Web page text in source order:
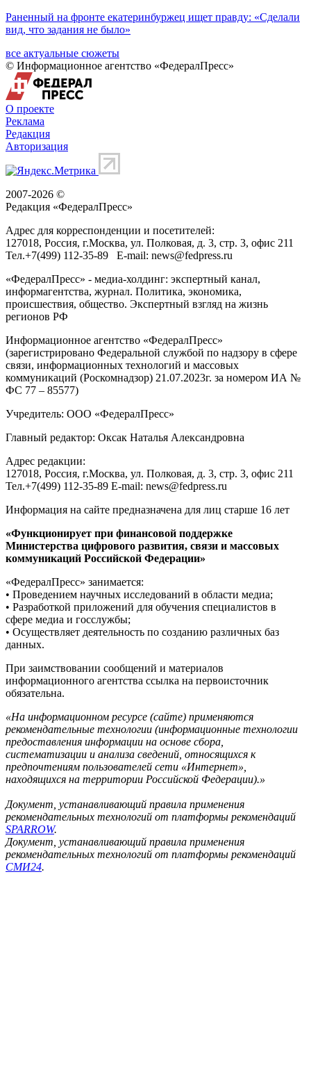
Раненный на фронте екатеринбуржец ищет правду: «Сделали
вид, что задания не было»
все актуальные сюжеты
© Информационное агентство «ФедералПресс»
О проекте
Реклама
Редакция
Авторизация
2007-2026 ©
Редакция «ФедералПресс»
Адрес для корреспонденции и посетителей:
127018, Россия, г.Москва, ул. Полковая, д. 3, стр. 3, офис 211
Тел.+7(499) 112-35-89 E-mail: news@fedpress.ru
«ФедералПресс» - медиа-холдинг: экспертный канал,
информагентства, журнал. Политика, экономика,
происшествия, общество. Экспертный взгляд на жизнь
регионов РФ
Информационное агентство «ФедералПресс»
(зарегистрировано Федеральной службой по надзору в сфере
связи, информационных технологий и массовых
коммуникаций (Роскомнадзор) 21.07.2023г. за номером ИА №
ФС 77 – 85577)
Учредитель: ООО «ФедералПресс»
Главный редактор: Оксак Наталья Александровна
Адрес редакции:
127018, Россия, г.Москва, ул. Полковая, д. 3, стр. 3, офис 211
Тел.+7(499) 112-35-89 E-mail: news@fedpress.ru
Информация на сайте предназначена для лиц старше 16 лет
«Функционирует при финансовой поддержке
Министерства цифрового развития, связи и массовых
коммуникаций Российской Федерации»
«ФедералПресс» занимается:
• Проведением научных исследований в области медиа;
• Разработкой приложений для обучения специалистов в
сфере медиа и госслужбы;
• Осуществляет деятельность по созданию различных баз
данных.
При заимствовании сообщений и материалов
информационного агентства ссылка на первоисточник
обязательна.
«На информационном ресурсе (сайте) применяются
рекомендательные технологии (информационные технологии
предоставления информации на основе сбора,
систематизации и анализа сведений, относящихся к
предпочтениям пользователей сети «Интернет»,
находящихся на территории Российской Федерации).»
Документ, устанавливающий правила применения
рекомендательных технологий от платформы рекомендаций
SPARROW.
Документ, устанавливающий правила применения
рекомендательных технологий от платформы рекомендаций
СМИ24.